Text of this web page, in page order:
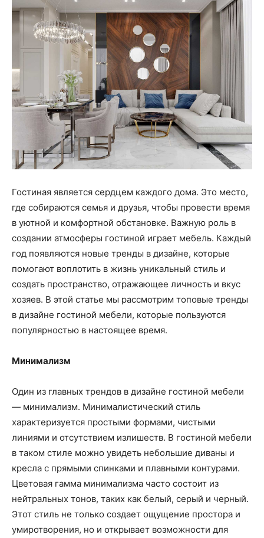
Гостиная является сердцем каждого дома. Это место,
где собираются семья и друзья, чтобы провести время
в уютной и комфортной обстановке. Важную роль в
создании атмосферы гостиной играет мебель. Каждый
год появляются новые тренды в дизайне, которые
помогают воплотить в жизнь уникальный стиль и
создать пространство, отражающее личность и вкус
хозяев. В этой статье мы рассмотрим топовые тренды
в дизайне гостиной мебели, которые пользуются
популярностью в настоящее время.
Минимализм
Один из главных трендов в дизайне гостиной мебели
— минимализм. Минималистический стиль
характеризуется простыми формами, чистыми
линиями и отсутствием излишеств. В гостиной мебели
в таком стиле можно увидеть небольшие диваны и
кресла с прямыми спинками и плавными контурами.
Цветовая гамма минимализма часто состоит из
нейтральных тонов, таких как белый, серый и черный.
Этот стиль не только создает ощущение простора и
умиротворения, но и открывает возможности для